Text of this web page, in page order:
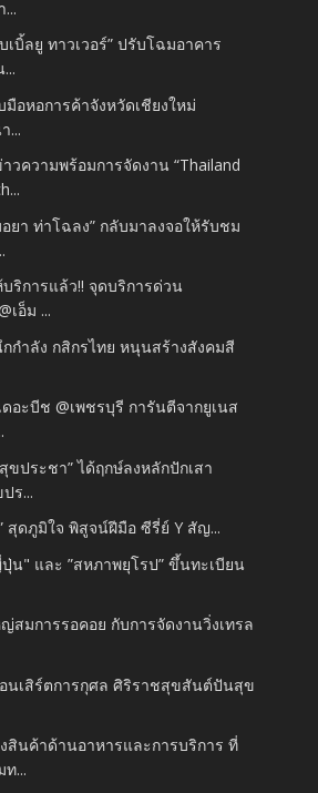
เบิ้ลยู ทาวเวอร์” ปรับโฉมอาคาร
มือหอการค้าจังหวัดเชียงใหม่
...
วความพร้อมการจัดงาน “Thailand
อยา ท่าโฉลง” กลับมาลงจอให้รับชม
ริการแล้ว!! จุดบริการด่วน
เอ็ม ...
กำลัง กสิกรไทย หนุนสร้างสังคมสี
ดอะบีช @เพชรบุรี การันตีจากยูเนส
ขประชา” ได้ฤกษ์ลงหลักปักเสา
ร...
สุดภูมิใจ พิสูจน์ฝีมือ ซีรี่ย์ Y สัญ...
น" และ ”สหภาพยุโรป” ขึ้นทะเบียน
สมการรอคอย กับการจัดงานวิ่งเทรล
นเสิร์ตการกุศล ศิริราชสุขสันต์ปันสุข
สินค้าด้านอาหารและการบริการ ที่
...